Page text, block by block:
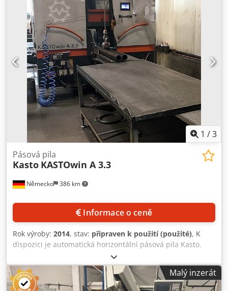
1 /3
Německo 386 km
Pásová pila
Kasto KASTOwin A 3.3
Informace o ceně
Rok výroby: 2014, stav: připraven k použití (použité), K
dispozici je automatická horizontální pásová pila Kasto.
Řezný průměr: 330 mm, řezná kapacita X/Y: 330 mm/350
mm, délka posuvu materiálu: 500 mm, min. délka odřezu:
10 mm, min. řezný průměr: 10 mm, min. délka zbytkového
kusu (automatický režim): 60 mm, řezná rychlost: 150
Malý inzerát